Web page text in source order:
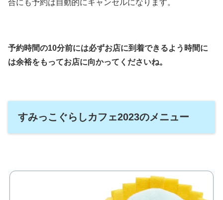
合にも予約は自動的にキャンセルになります。
予約時間の10分前には必ずお店に到着できるよう時間に
は余裕をもってお店に向かってくださいね。
すみっこぐらしカフェ2023のメニュー